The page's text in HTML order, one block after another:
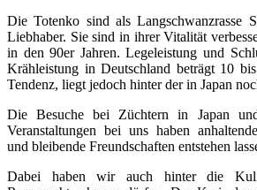
Die Totenko sind als Langschwanzrasse
Liebhaber. Sie sind in ihrer Vitalität
in den 90er Jahren. Legeleistung und
Krähleistung in Deutschland beträgt 10
Tendenz, liegt jedoch hinter der in Japan
Die Besuche bei Züchtern in Japan
Veranstaltungen bei uns haben
und bleibende Freundschaften entstehen
Dabei haben wir auch hinter die